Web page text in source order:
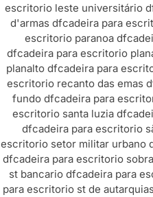
escritorio leste universitário
d'armas dfcadeira para
escritorio paranoa df
dfcadeira para escritorio
planalto dfcadeira para
escritorio recanto das emas
fundo dfcadeira para
escritorio santa luzia df
dfcadeira para escritorio
escritorio setor militar urbano
dfcadeira para escritorio
st bancario dfcadeira para
para escritorio st de